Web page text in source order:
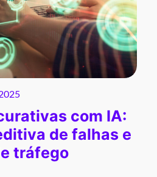
com IA:
de falhas e
tráfego